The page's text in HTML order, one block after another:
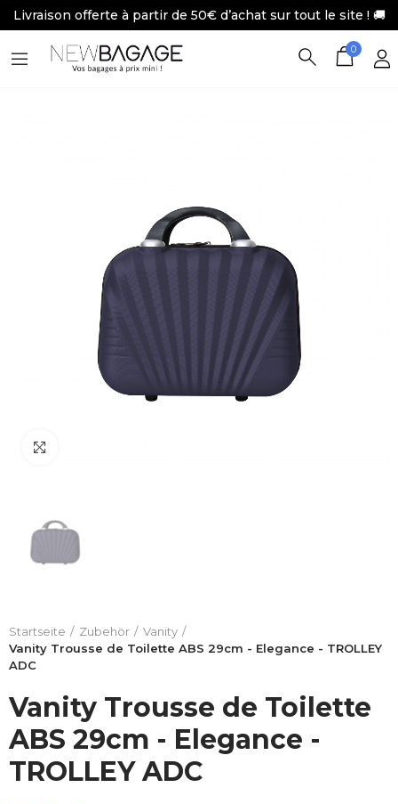
Livraison offerte à partir de 50€ d’achat sur tout le site ! 🚚
0
Startseite Zubehör
Vanity
Vanity Trousse de Toilette ABS 29cm - Elegance - TROLLEY
ADC
Vanity Trousse de Toilette
ABS 29cm - Elegance -
TROLLEY ADC